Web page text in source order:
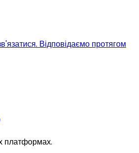
Відповідаємо протягом
платформах.